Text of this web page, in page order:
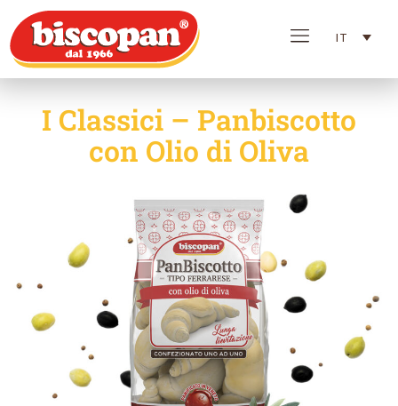
IT
I Classici – Panbiscotto
con Olio di Oliva